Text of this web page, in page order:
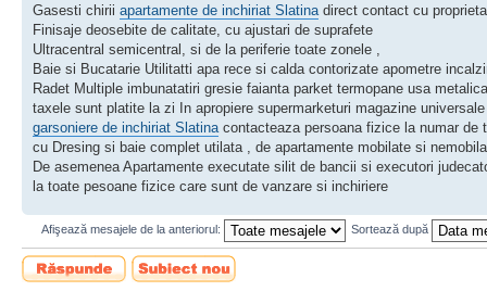
Gasesti chirii apartamente de inchiriat Slatina direct contact cu
Finisaje deosebite de calitate, cu ajustari de suprafete
Ultracentral semicentral, si de la periferie toate zonele ,
Baie si Bucatarie Utilitatti apa rece si calda contorizate apometre
Radet Multiple imbunatatiri gresie faianta parket termopane usa
taxele sunt platite la zi In apropiere supermarketuri magazine universale
garsoniere de inchiriat Slatina contacteaza persoana fizice la numar de
cu Dresing si baie complet utilata , de apartamente mobilate si
De asemenea Apartamente executate silit de bancii si executori
la toate pesoane fizice care sunt de vanzare si inchiriere
Afişează mesajele de la anteriorul: Sortează după
Scrie un răspuns
Scrie un subiect
nou